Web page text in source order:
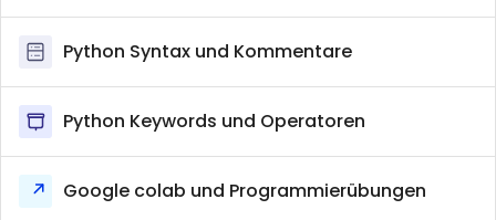
Python Syntax und Kommentare
Python Keywords und Operatoren
Google colab und Programmierübungen